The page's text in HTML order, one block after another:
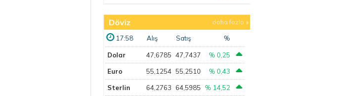
Döviz daha fazla
17:58 Alış Satış %
Dolar 47,6785 47,7437 % 0,25
Euro 55,1254 55,2510 % 0,43
Sterlin 64,2763 64,5985 % 14,52